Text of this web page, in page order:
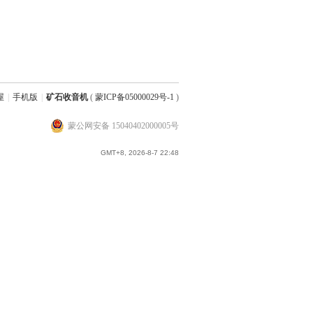
手机版 矿石收音机( 蒙ICP备05000029号-1 )
蒙公网安备 15040402000005号
GMT+8, 2026-8-7 22:48